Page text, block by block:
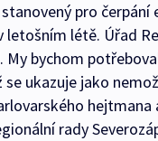
pro čerpání
letošním létě. Úřad
My bychom
se ukazuje jako
hejtmana
rady